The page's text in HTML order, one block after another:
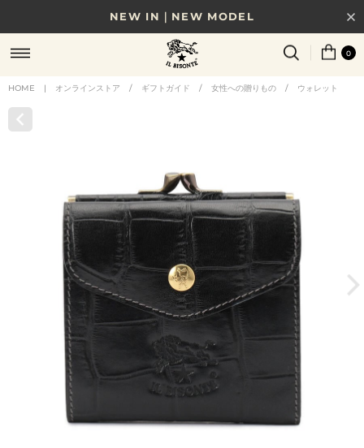
NEW IN｜NEW MODEL
8/17(月)10時まで｜税込11,000円以上で送料無料
贈る相手やシーンから選べる、新しいギフトガイド
0
HOME | オンラインストア / ギフトガイド / 女性への贈りもの / ウォレット